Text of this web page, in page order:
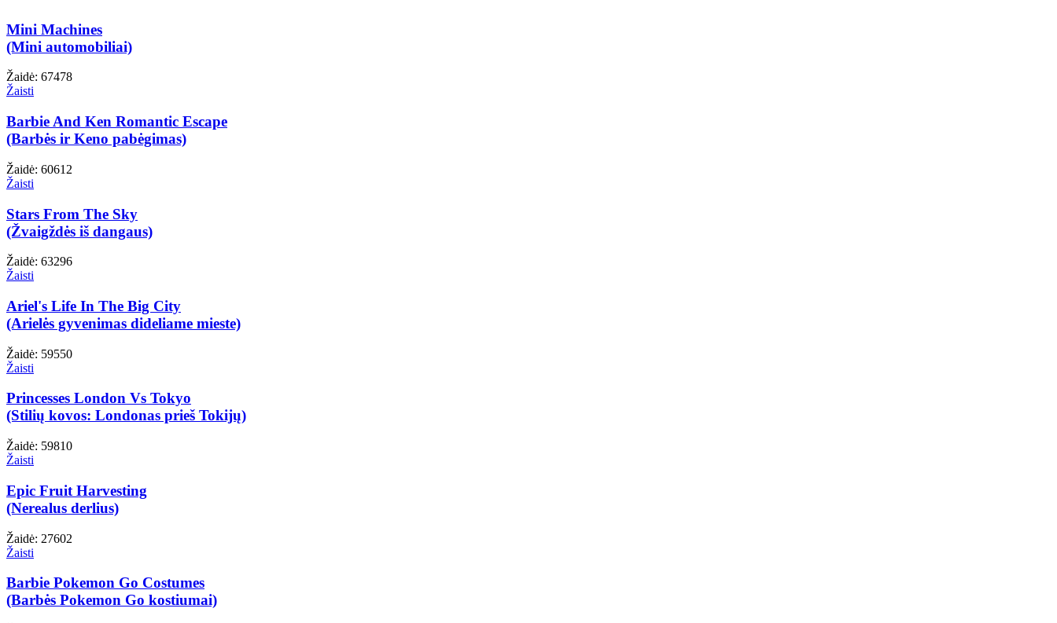
Mini Machines
(Mini automobiliai)
Žaidė: 67478
Žaisti
Barbie And Ken Romantic Escape
(Barbės ir Keno pabėgimas)
Žaidė: 60612
Žaisti
Stars From The Sky
(Žvaigždės iš dangaus)
Žaidė: 63296
Žaisti
Ariel's Life In The Big City
(Arielės gyvenimas dideliame mieste)
Žaidė: 59550
Žaisti
Princesses London Vs Tokyo
(Stilių kovos: Londonas prieš Tokijų)
Žaidė: 59810
Žaisti
Epic Fruit Harvesting
(Nerealus derlius)
Žaidė: 27602
Žaisti
Barbie Pokemon Go Costumes
(Barbės Pokemon Go kostiumai)